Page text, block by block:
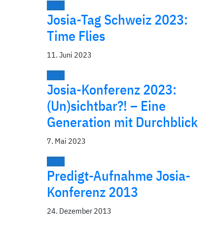
2023
Josia-Tag Schweiz 2023:
Time Flies
11. Juni 2023
2023
Josia-Konferenz 2023:
(Un)sichtbar?! – Eine
Generation mit Durchblick
7. Mai 2023
2013
Predigt-Aufnahme Josia-
Konferenz 2013
24. Dezember 2013